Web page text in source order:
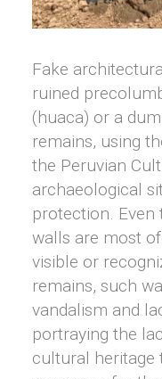
Fake
ruined
(huaca) or a
remains, using
the Peruvian
archaeological
protection.
walls are most
visible or
remains, such
vandalism and
portraying the
cultural heritage